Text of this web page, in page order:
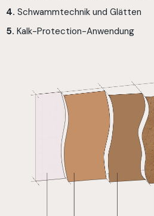
4. Schwammtechnik und Glätten
5. Kalk-Protection-Anwendung